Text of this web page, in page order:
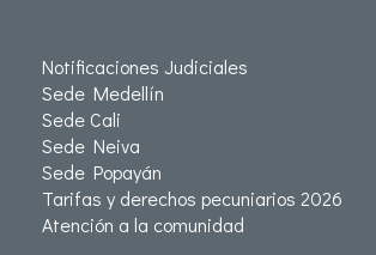
Notificaciones Judiciales
Sede Medellín
Sede Cali
Sede Neiva
Sede Popayán
Tarifas y derechos pecuniarios 2026
Atención a la comunidad